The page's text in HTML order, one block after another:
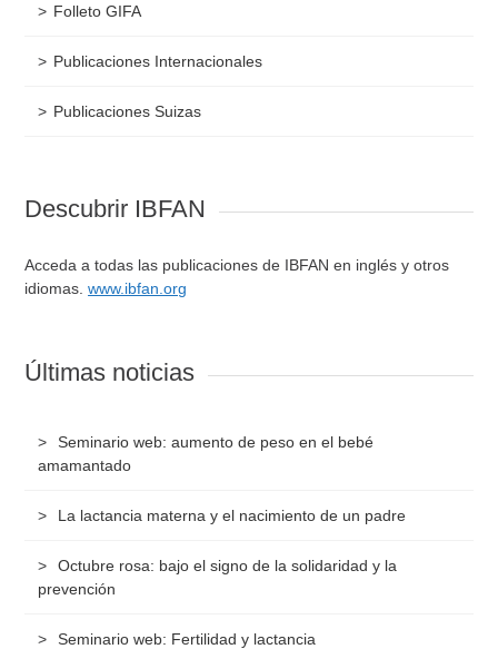
Folleto GIFA
Publicaciones Internacionales
Publicaciones Suizas
Descubrir IBFAN
Acceda a todas las publicaciones de IBFAN en inglés y otros
idiomas.www.ibfan.org
Últimas noticias
Seminario web: aumento de peso en el bebé
amamantado
La lactancia materna y el nacimiento de un padre
Octubre rosa: bajo el signo de la solidaridad y la
prevención
Seminario web: Fertilidad y lactancia